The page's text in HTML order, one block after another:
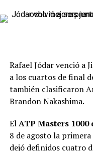
El primer parcial fue
Alexandrova incluso
cuando sacó 6-5. No
manera impecable en
tiebreak por 7-3.
Rafael Jódar venció a
a los cuartos de final
también clasificaron
Brandon Nakashima.
ElATP Masters
8 de agosto la
dejó definidos cuatro